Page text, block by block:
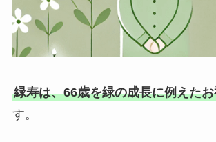
オルゴール
弔電を選ぶ
緑寿は、66歳を緑の成長に例えた
す。